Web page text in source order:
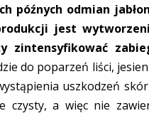
późnych odmian
jest
zintensyfikować
do poparzeń liści,
uszkodzeń
czysty, a więc nie